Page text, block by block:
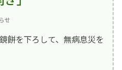
せ
餅を下ろして、無病息災を